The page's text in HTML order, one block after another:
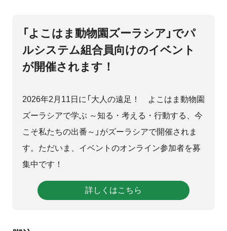
「よこはま動物園ズーラシア」でパ
ルシステム組合員向けのイベント
が開催されます！
2026年2月11日に「大人の遠足！ よこはま動物園
ズーラシアで学ぶ ～知る・考える・行動する、今
こそ私たちの出番～」がズーラシアで開催されま
す。ただいま、イベントのオンライン参加者を募
集中です！
詳しくはこちら